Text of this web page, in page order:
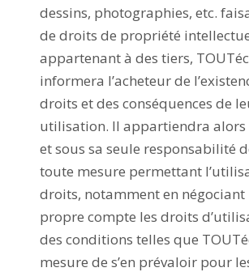
dessins, photographies, etc.
de droits de propriété
appartenant à des tiers,
informera l’acheteur de
droits et des conséquences de
utilisation. Il appartiendra alors
et sous sa seule responsabilité
toute mesure permettant
droits, notamment en négociant
propre compte les droits
des conditions telles que
mesure de s’en prévaloir pour